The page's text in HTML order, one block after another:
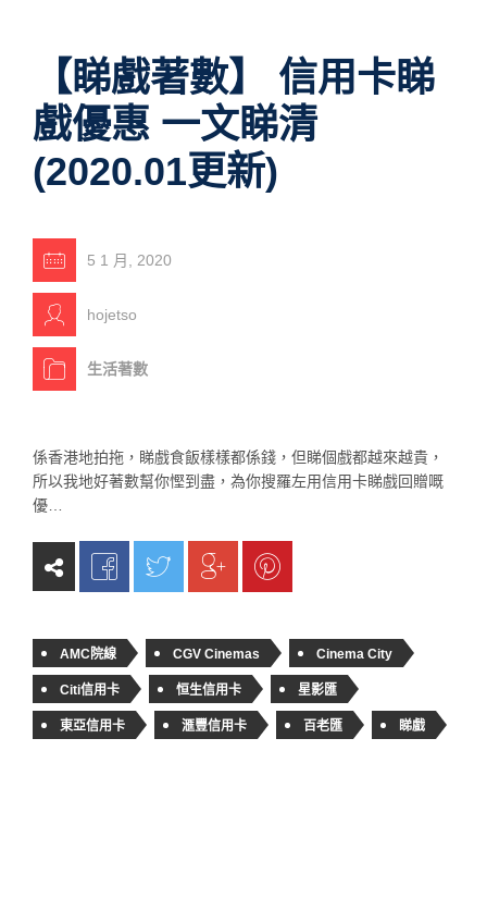
【睇戲著數】 信用卡睇
戲優惠 一文睇清
(2020.01更新)
5 1 月, 2020
hojetso
生活著數
係香港地拍拖，睇戲食飯樣樣都係錢，但睇個戲都越來越貴，
所以我地好著數幫你慳到盡，為你搜羅左用信用卡睇戲回贈嘅
優…
AMC院線 CGV Cinemas Cinema City
Citi信用卡 恒生信用卡 星影匯
東亞信用卡 滙豐信用卡 百老匯 睇戲